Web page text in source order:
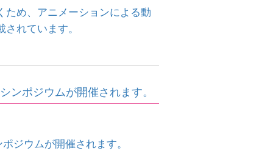
め、アニメーションによる動
れています。
ポジウムが開催されます。
ジウムが開催されます。